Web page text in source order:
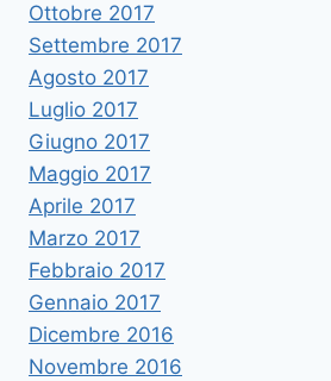
Ottobre 2017
Settembre 2017
Agosto 2017
Luglio 2017
Giugno 2017
Maggio 2017
Aprile 2017
Marzo 2017
Febbraio 2017
Gennaio 2017
Dicembre 2016
Novembre 2016